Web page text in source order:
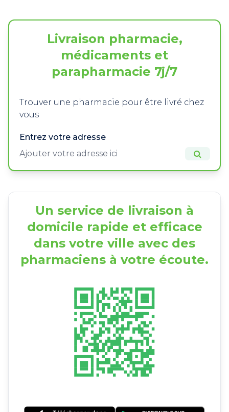
Livraison pharmacie,
médicaments et
parapharmacie 7j/7
Trouver une pharmacie pour être livré chez
vous
Entrez votre adresse
Un service de livraison à
domicile rapide et efficace
dans votre ville avec des
pharmaciens à votre écoute.